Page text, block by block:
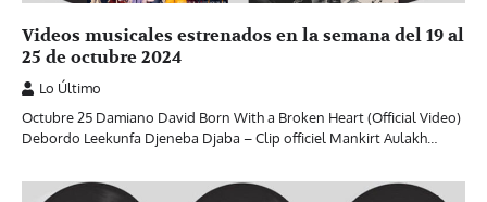
Videos musicales estrenados en la semana del 19 al
25 de octubre 2024
Lo Último
Octubre 25 Damiano David Born With a Broken Heart (Official Video)
Debordo Leekunfa Djeneba Djaba – Clip officiel Mankirt Aulakh…